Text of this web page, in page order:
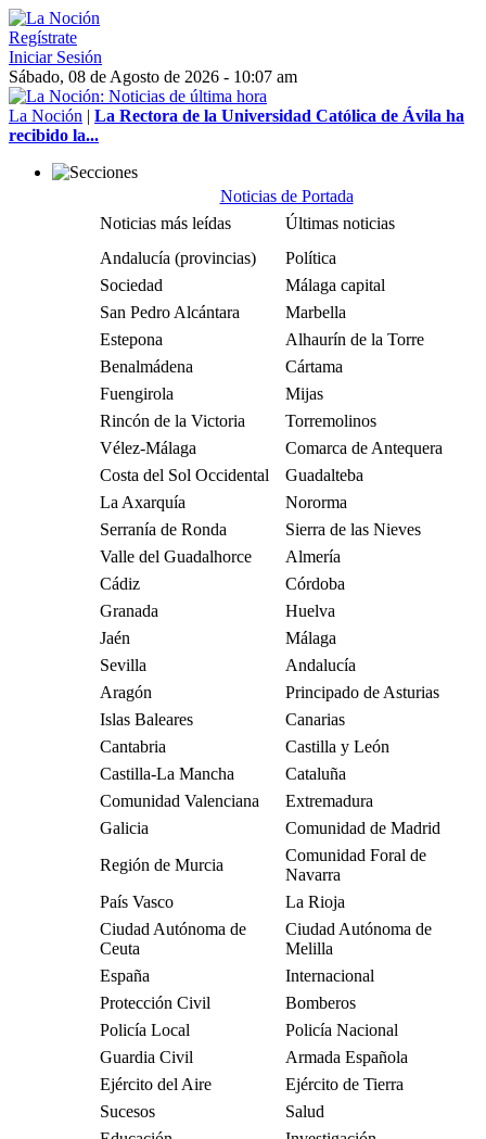
Regístrate
Iniciar Sesión
Sábado, 08 de Agosto de 2026 - 10:07 am
La Noción | La Rectora de la Universidad Católica de Ávila ha
recibido la...
Noticias de Portada
Noticias más leídas
Últimas noticias
Andalucía (provincias)
Política
Sociedad
Málaga capital
San Pedro Alcántara
Marbella
Estepona
Alhaurín de la Torre
Benalmádena
Cártama
Fuengirola
Mijas
Rincón de la Victoria
Torremolinos
Vélez-Málaga
Comarca de Antequera
Costa del Sol Occidental
Guadalteba
La Axarquía
Nororma
Serranía de Ronda
Sierra de las Nieves
Valle del Guadalhorce
Almería
Cádiz
Córdoba
Granada
Huelva
Jaén
Málaga
Sevilla
Andalucía
Aragón
Principado de Asturias
Islas Baleares
Canarias
Cantabria
Castilla y León
Castilla-La Mancha
Cataluña
Comunidad Valenciana
Extremadura
Galicia
Comunidad de Madrid
Región de Murcia
Comunidad Foral de
Navarra
País Vasco
La Rioja
Ciudad Autónoma de
Ceuta
Ciudad Autónoma de
Melilla
España
Internacional
Protección Civil
Bomberos
Policía Local
Policía Nacional
Guardia Civil
Armada Española
Ejército del Aire
Ejército de Tierra
Sucesos
Salud